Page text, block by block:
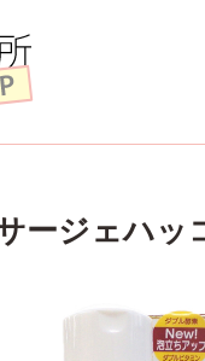
ージェハッ